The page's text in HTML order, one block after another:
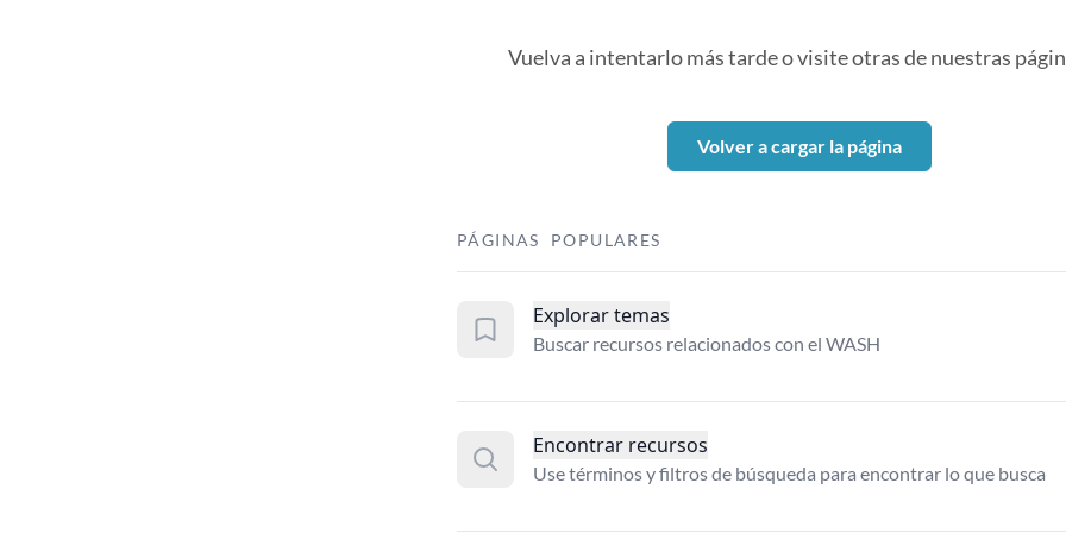
Vuelva a intentarlo más tarde o visite otras de nuestras
Volver a cargar la página
PÁGINAS POPULARES
Explorar temas
Buscar recursos relacionados con el WASH
Encontrar recursos
Use términos y filtros de búsqueda para encontrar lo que busca